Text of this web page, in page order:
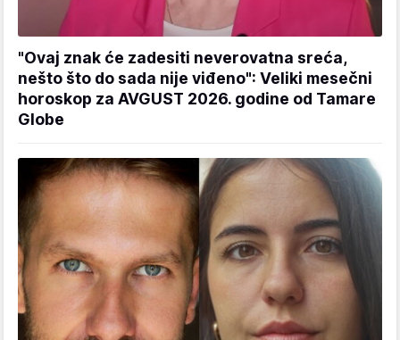
"Ovaj znak će zadesiti neverovatna sreća,
nešto što do sada nije viđeno": Veliki mesečni
horoskop za AVGUST 2026. godine od Tamare
Globe